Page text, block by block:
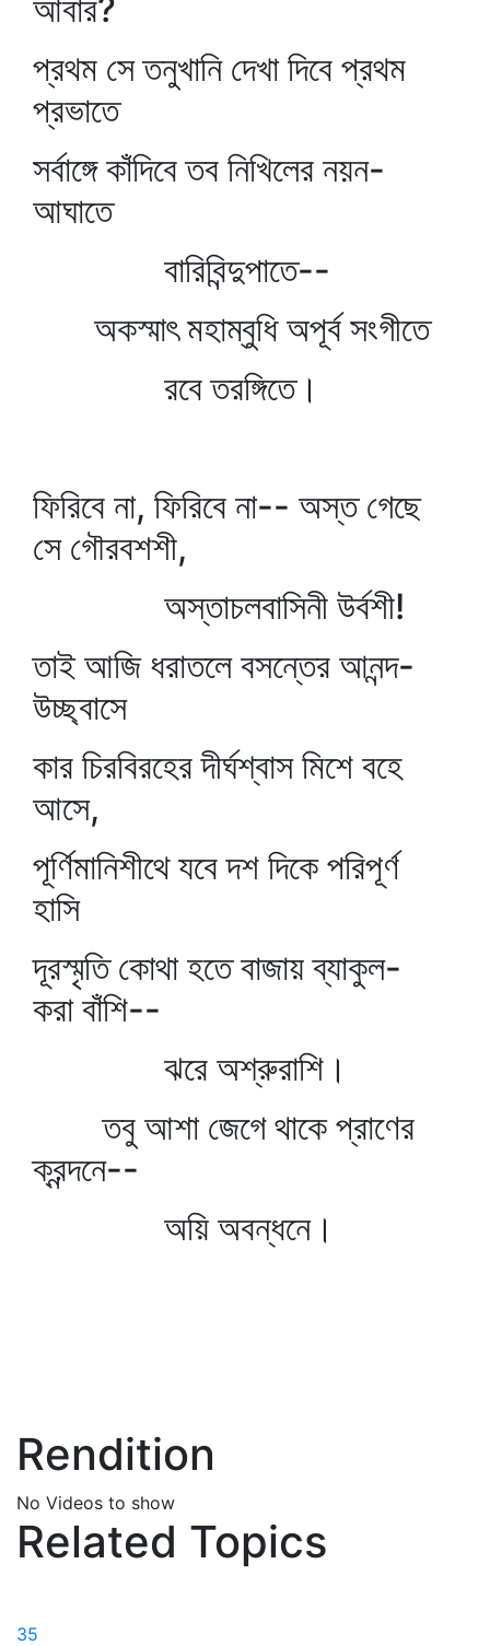
আবার?
প্রথম সে তনুখানি দেখা দিবে প্রথম
প্রভাতে
সর্বাঙ্গে কাঁদিবে তব নিখিলের নয়ন-
আঘাতে
বারিবিন্দুপাতে--
অকস্মাৎ মহাম্বুধি অপূর্ব সংগীতে
রবে তরঙ্গিতে।
ফিরিবে না, ফিরিবে না-- অস্ত গেছে
সে গৌরবশশী,
অস্তাচলবাসিনী উর্বশী!
তাই আজি ধরাতলে বসন্তের আনন্দ-
উচ্ছ্বাসে
কার চিরবিরহের দীর্ঘশ্বাস মিশে বহে
আসে,
পূর্ণিমানিশীথে যবে দশ দিকে পরিপূর্ণ
হাসি
দূরস্মৃতি কোথা হতে বাজায় ব্যাকুল-
করা বাঁশি--
ঝরে অশ্রুরাশি।
তবু আশা জেগে থাকে প্রাণের
ক্রন্দনে--
অয়ি অবন্ধনে।
Rendition
No Videos to show
Related Topics
35